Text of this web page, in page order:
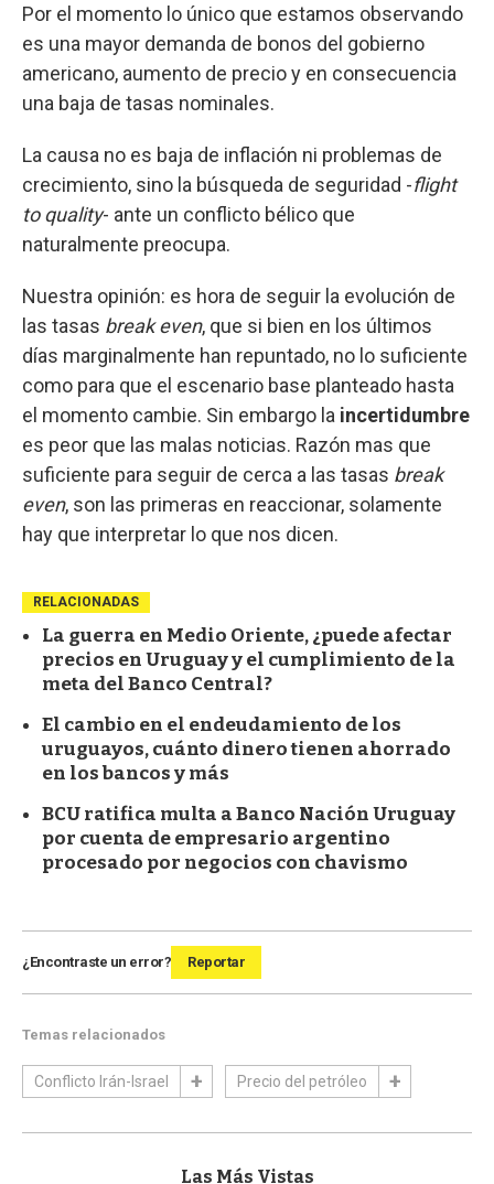
Por el momento lo único que estamos observando
es una mayor demanda de bonos del gobierno
americano, aumento de precio y en consecuencia
una baja de tasas nominales.
La causa no es baja de inflación ni problemas de
crecimiento, sino la búsqueda de seguridad -flight
to quality- ante un conflicto bélico que
naturalmente preocupa.
Nuestra opinión: es hora de seguir la evolución de
las tasas break even, que si bien en los últimos
días marginalmente han repuntado, no lo suficiente
como para que el escenario base planteado hasta
el momento cambie. Sin embargo la incertidumbre
es peor que las malas noticias. Razón mas que
suficiente para seguir de cerca a las tasas break
even, son las primeras en reaccionar, solamente
hay que interpretar lo que nos dicen.
RELACIONADAS
La guerra en Medio Oriente, ¿puede afectar
precios en Uruguay y el cumplimiento de la
meta del Banco Central?
El cambio en el endeudamiento de los
uruguayos, cuánto dinero tienen ahorrado
en los bancos y más
BCU ratifica multa a Banco Nación Uruguay
por cuenta de empresario argentino
procesado por negocios con chavismo
¿Encontraste un error? Reportar
Temas relacionados
Conflicto Irán-Israel Precio del petróleo
Las Más Vistas